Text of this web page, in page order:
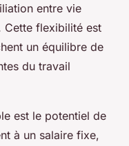
entre vie
Cette flexibilité est
un équilibre de
du travail
est le potentiel de
à un salaire fixe,